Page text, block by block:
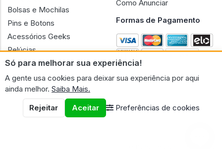
Só para melhorar sua experiência!
A gente usa cookies para deixar sua experiência por aqui
ainda melhor. Saiba Mais.
Rejeitar
Aceitar Preferências de cookies
Bolsas e Mochilas
Pins e Botons
Acessórios Geeks
Pelúcias
Bonecas
Como Anunciar
Formas de Pagamento